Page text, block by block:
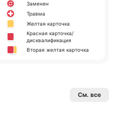
Заменен
Травма
Желтая карточка
Красная карточка/
дисквалификация
Вторая желтая карточка
См. все